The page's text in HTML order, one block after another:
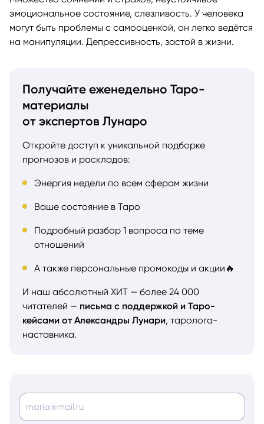
эмоциональное состояние, слезливость. У человека
могут быть проблемы с самооценкой, он легко ведётся
на манипуляции. Депрессивность, застой в жизни.
Получайте еженедельно Таро-
материалы
от экспертов Лунаро
Откройте доступ к уникальной подборке
прогнозов и раскладов:
Энергия недели по всем сферам жизни
Ваше состояние в Таро
Подробный разбор 1 вопроса по теме
отношений
А также персональные промокоды и акции🔥
И наш абсолютный ХИТ — более 24 000
читателей — письма с поддержкой и Таро-
кейсами от Александры Лунари, таролога-
наставника.